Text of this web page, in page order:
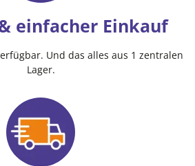
einfacher Einkauf
Und das alles aus 1 zentralen
Lager.